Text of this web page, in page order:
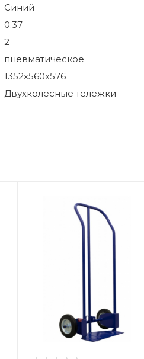
Синий
0.37
2
пневматическое
1352х560х576
Двухколесные тележки